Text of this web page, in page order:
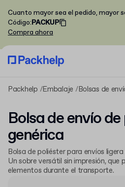
Cuanto mayor sea el pedido, mayor
Código:PACKUP
Compra ahora
Packhelp Embalaje Bolsas de
Bolsa de envío
genérica
Bolsa de poliéster para envíos
Un sobre versátil sin impresión,
elementos durante el transporte.